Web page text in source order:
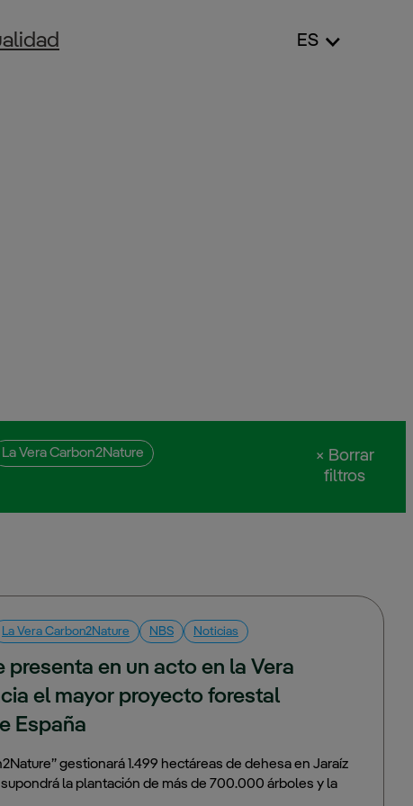
ES
La Vera Carbon2Nature
× Borrar
filtros
La Vera Carbon2Nature NBS Noticias
presenta en un acto en la Vera
el mayor proyecto forestal
España
gestionará 1.499 hectáreas de dehesa en Jaraíz
la plantación de más de 700.000 árboles y la